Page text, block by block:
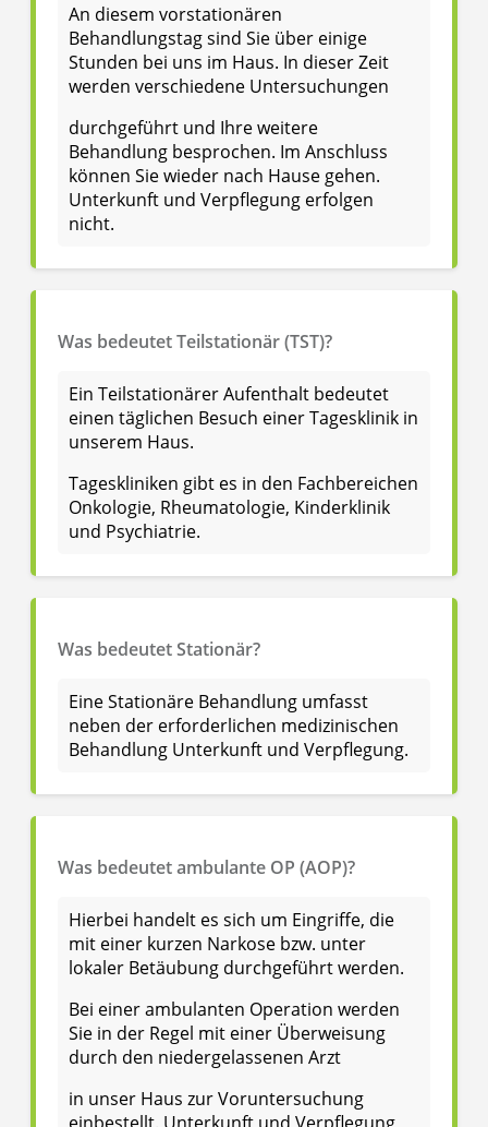
An diesem vorstationären
Behandlungstag sind Sie über einige
Stunden bei uns im Haus. In dieser Zeit
werden verschiedene Untersuchungen
durchgeführt und Ihre weitere
Behandlung besprochen. Im Anschluss
können Sie wieder nach Hause gehen.
Unterkunft und Verpflegung erfolgen
nicht.
Was bedeutet Teilstationär (TST)?
Ein Teilstationärer Aufenthalt bedeutet
einen täglichen Besuch einer Tagesklinik in
unserem Haus.
Tageskliniken gibt es in den Fachbereichen
Onkologie, Rheumatologie, Kinderklinik
und Psychiatrie.
Was bedeutet Stationär?
Eine Stationäre Behandlung umfasst
neben der erforderlichen medizinischen
Behandlung Unterkunft und Verpflegung.
Was bedeutet ambulante OP (AOP)?
Hierbei handelt es sich um Eingriffe, die
mit einer kurzen Narkose bzw. unter
lokaler Betäubung durchgeführt werden.
Bei einer ambulanten Operation werden
Sie in der Regel mit einer Überweisung
durch den niedergelassenen Arzt
in unser Haus zur Voruntersuchung